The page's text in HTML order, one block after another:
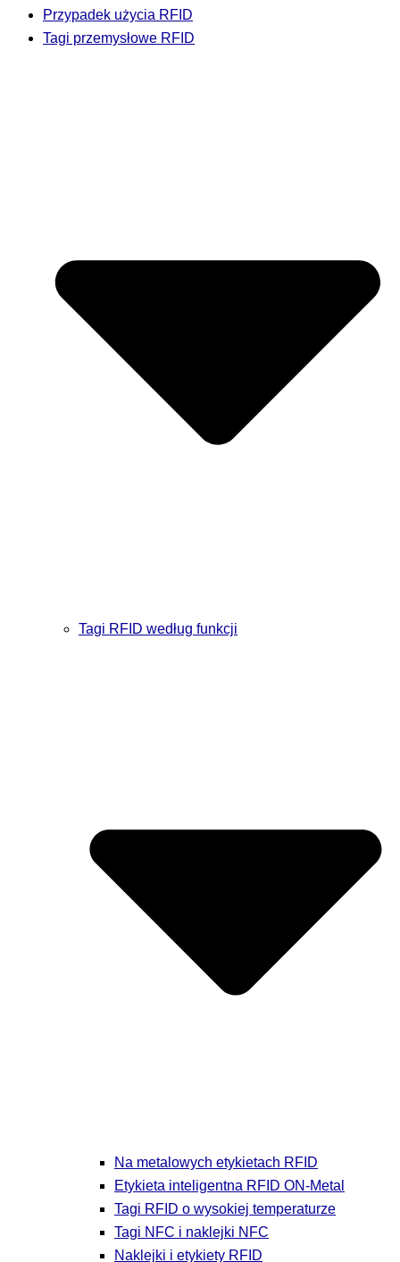
Przypadek użycia RFID
Tagi przemysłowe RFID
Tagi RFID według funkcji
Na metalowych etykietach RFID
Etykieta inteligentna RFID ON-Metal
Tagi RFID o wysokiej temperaturze
Tagi NFC i naklejki NFC
Naklejki i etykiety RFID